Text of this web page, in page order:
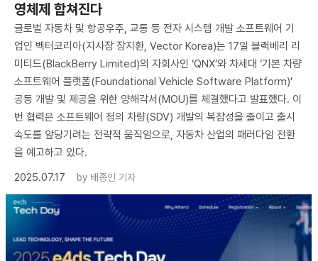
영체제 합쳐진다
글로벌 자동차 및 항공우주, 교통 등 전자 시스템 개발 소프트웨어 기
업인 벡터코리아(지사장 장지환, Vector Korea)는 17일 블랙베리 리
미티드(BlackBerry Limited)의 자회사인 ‘QNX’와 차세대 ‘기본 차량
소프트웨어 플랫폼(Foundational Vehicle Software Platform)’
공동 개발 및 제공을 위한 양해각서(MOU)를 체결했다고 발표했다. 이
번 협력은 소프트웨어 정의 차량(SDV) 개발의 복잡성을 줄이고 출시
속도를 앞당기려는 전략적 움직임으로, 자동차 산업의 패러다임 전환
을 예고하고 있다.
2025.07.17
by 배종인 기자